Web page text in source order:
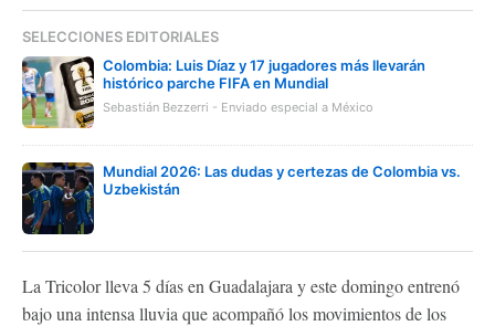
SELECCIONES EDITORIALES
Colombia: Luis Díaz y 17 jugadores más llevarán
histórico parche FIFA en Mundial
Sebastián Bezzerri - Enviado especial a México
Mundial 2026: Las dudas y certezas de Colombia vs.
Uzbekistán
La Tricolor lleva 5 días en Guadalajara y este domingo entrenó
bajo una intensa lluvia que acompañó los movimientos de los